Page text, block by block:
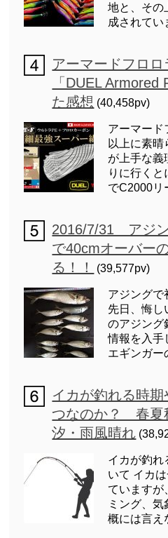
地と、その
成されてい
アーマードフロ
「DUEL
た感想 (40,458pv)
アーマード
以上に素晴
が上手な義
りに行くと
でC2000リ
2016/7/31 アジ
で40cmオーバー
る！！
(39,577pv)
アジングで
先日、悔し
のアジング
情報を入手
エギンガー
イカが釣れる時
つなのか？ 春夏
汐・雨風晴れ
イカが釣れ
いて イカ
ていますが
ミング、
概には言え